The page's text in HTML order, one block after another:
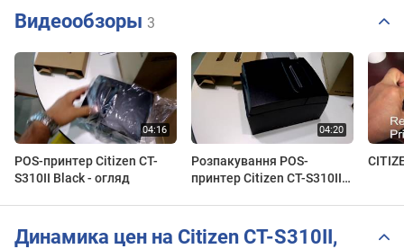
Видеообзоры 3
POS-принтер Citizen CT-
S310II Black - огляд
Розпакування POS-
принтер Citizen CT-S310II
Динамика цен на Citizen CT-S310II,